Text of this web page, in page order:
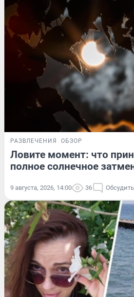
РАЗВЛЕЧЕНИЯ ОБЗОР
Ловите момент: что
полное солнечное
9 августа, 2026, 14:00 36 Обсудить